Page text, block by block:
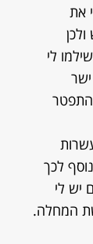
את
לי
ישר
לכך
יש לי
המחלה.